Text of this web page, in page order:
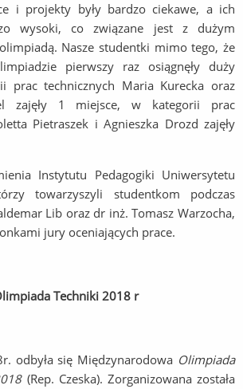
i projekty były bardzo ciekawe, a ich
wysoki, co związane jest z dużym
Nasze studentki mimo tego, że
pierwszy raz osiągnęły duży
prac technicznych Maria Kurecka oraz
zajęły 1 miejsce, w kategorii prac
Pietraszek i Agnieszka Drozd zajęły
Instytutu Pedagogiki Uniwersytetu
towarzyszyli studentkom podczas
Lib oraz dr inż. Tomasz Warzocha,
jury oceniających prace.
Techniki 2018 r
odbyła się Międzynarodowa Olimpiada
(Rep. Czeska). Zorganizowana została